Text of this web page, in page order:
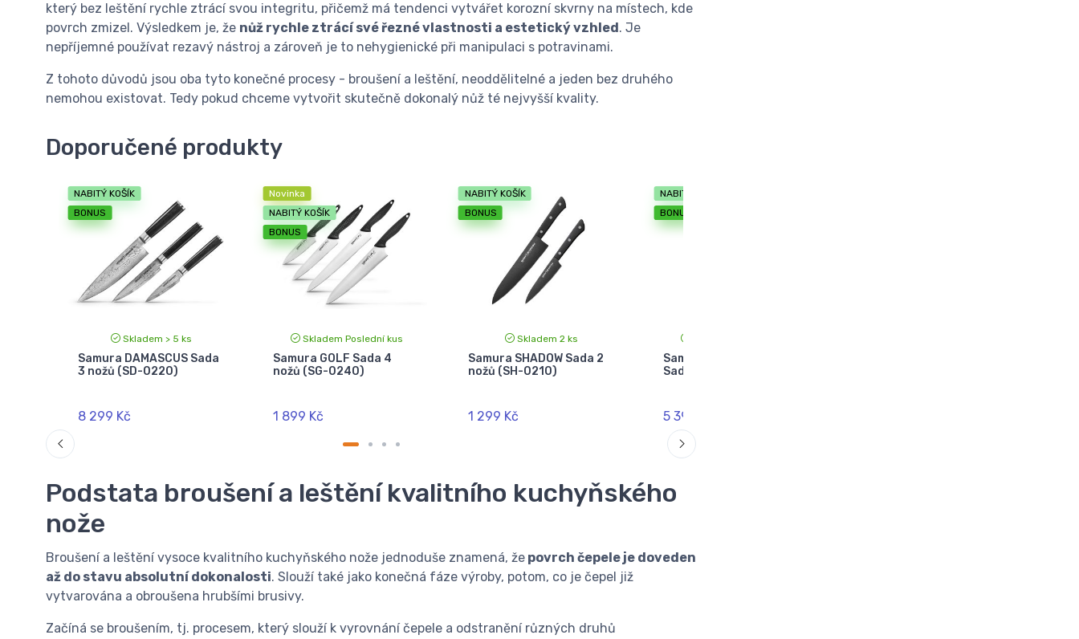
který bez leštění rychle ztrácí svou integritu, přičemž má tendenci vytvářet korozní skvrny na místech, kde
povrch zmizel. Výsledkem je, že nůž rychle ztrácí své řezné vlastnosti a estetický vzhled . Je
nepříjemné používat rezavý nástroj a zároveň je to nehygienické při manipulaci s potravinami.
Z tohoto důvodů jsou oba tyto konečné procesy - broušení a leštění, neoddělitelné a jeden bez druhého
nemohou existovat. Tedy pokud chceme vytvořit skutečně dokonalý nůž té nejvyšší kvality.
Doporučené produkty
NABITÝ KOŠÍK
BONUS
Skladem > 5 ks
Samura DAMASCUS Sada
3 nožů (SD-0220)
8 299 Kč
Novinka
NABITÝ KOŠÍK
BONUS
Skladem Poslední kus
Samura GOLF Sada 4
nožů (SG-0240)
1 899 Kč
NABITÝ KOŠÍK
BONUS
Skladem 2 ks
Samura SHADOW Sada 2
nožů (SH-0210)
1 299 Kč
NABITÝ KOŠÍK
BONUS
Samura BLACKSMITH
Sada 3 nožů (SBL-0220)
5 399 Kč
Podstata broušení a leštění kvalitního kuchyňského
nože
Broušení a leštění vysoce kvalitního kuchyňského nože jednoduše znamená, že povrch čepele je doveden
až do stavu absolutní dokonalosti. Slouží také jako konečná fáze výroby, potom, co je čepel již
vytvarována a obroušena hrubšími brusivy.
Začíná se broušením, tj. procesem, který slouží k vyrovnání čepele a odstranění různých druhů